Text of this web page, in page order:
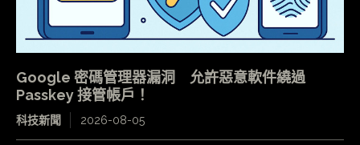
Google 密碼管理器漏洞 允許惡意軟件繞過
Passkey 接管帳戶！
科技新聞 2026-08-05